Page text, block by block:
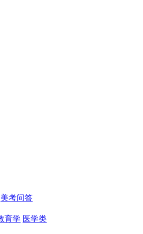
美考问答
育学 医学类